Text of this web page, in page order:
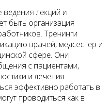
ведения лекций и
быть организация
Тренинги
врачей, медсестер и
сфере. Они
с пациентами,
и лечения
эффективно работать в
проводиться как в